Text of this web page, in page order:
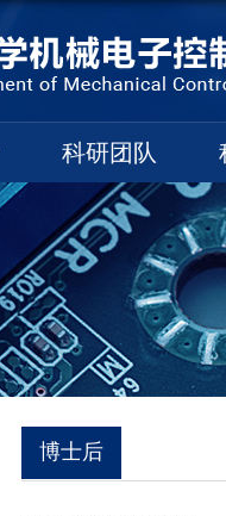
科研团队
博士后